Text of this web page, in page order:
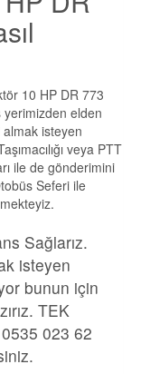
10 HP DR 773
elden
almak isteyen
veya PTT
ile de gönderimini
Seferi ile
Sağlarız.
isteyen
bunun için
TEK
023 62